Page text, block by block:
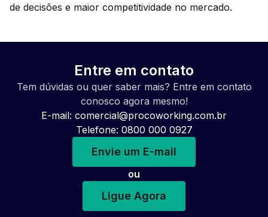
de decisões e maior competitividade no mercado.
Entre em contato
Tem dúvidas ou quer saber mais? Entre em contato
conosco agora mesmo!
E-mail: comercial@procoworking.com.br
Telefone: 0800 000 0927
Envie um E-mail
ou
Ligue Agora